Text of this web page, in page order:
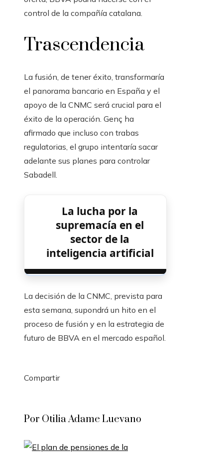
control de la compañía catalana.
Trascendencia
La fusión, de tener éxito, transformaría
el panorama bancario en España y el
apoyo de la CNMC será crucial para el
éxito de la operación. Genç ha
afirmado que incluso con trabas
regulatorias, el grupo intentaría sacar
adelante sus planes para controlar
Sabadell.
La lucha por la
supremacía en el
sector de la
inteligencia artificial
La decisión de la CNMC, prevista para
esta semana, supondrá un hito en el
proceso de fusión y en la estrategia de
futuro de BBVA en el mercado español.
Compartir
Por Otilia Adame Luevano